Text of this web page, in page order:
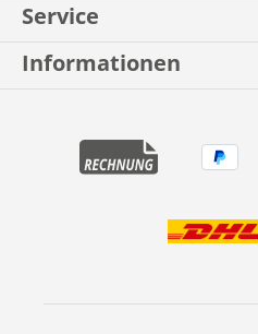
Service
Informationen